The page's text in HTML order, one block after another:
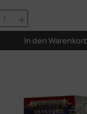
Anzahl: Gib
In den